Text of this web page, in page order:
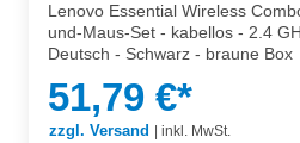
Lenovo Essential Wireless
und-Maus-Set - kabellos - 2.4
Deutsch - Schwarz - braune Box
51,79 €*
zzgl. Versand inkl. MwSt.